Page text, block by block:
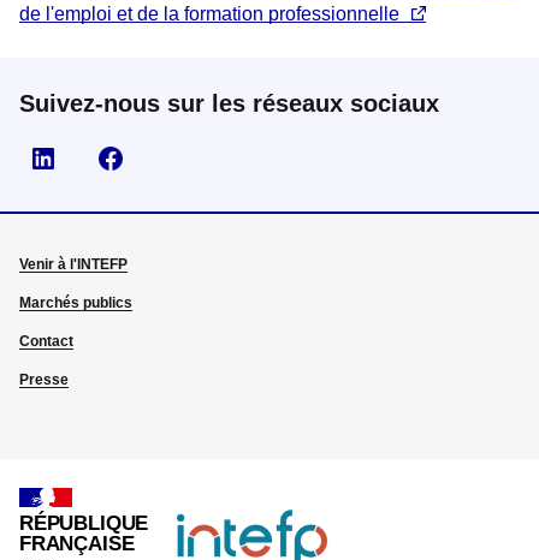
de l'emploi et de la formation professionnelle
Suivez-nous sur les réseaux sociaux
Visiter la page Linkedin
Venir à l'INTEFP
Marchés publics
Contact
Presse
RÉPUBLIQUE
FRANÇAISE